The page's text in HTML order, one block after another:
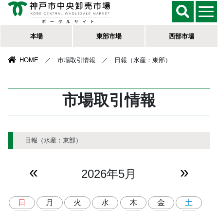
本場 東部市場 西部市場
HOME ／ 市場取引情報 ／ 日報（水産：東部）
市場取引情報
日報（水産：東部）
« 2026年5月 »
日 月 火 水 木 金 土